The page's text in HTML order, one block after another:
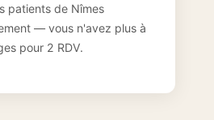
patients de Nîmes
— vous n'avez plus à
pour 2 RDV.